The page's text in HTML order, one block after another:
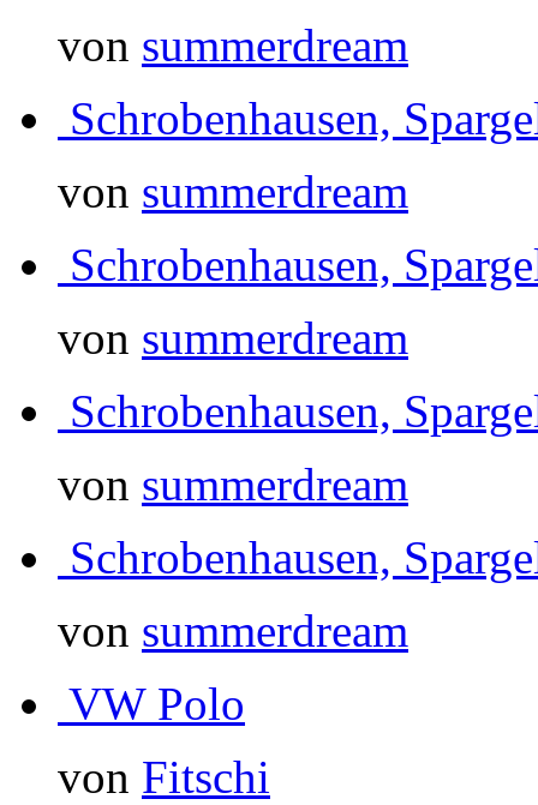
von summerdream
Schrobenhausen,
von summerdream
Schrobenhausen,
von summerdream
Schrobenhausen,
von summerdream
Schrobenhausen,
von summerdream
VW Polo
von Fitschi